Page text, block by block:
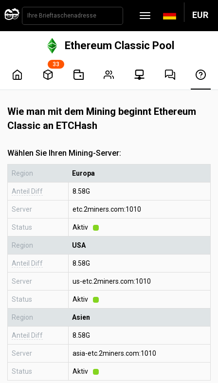
EUR
Ethereum Classic Pool
33
Wie man mit dem Mining beginnt Ethereum
Classic an ETCHash
Wählen Sie Ihren Mining-Server:
Region Europa
Anteil Diff 8.58G
Server etc.2miners.com:1010
Status Aktiv
Region USA
Anteil Diff 8.58G
Server us-etc.2miners.com:1010
Status Aktiv
Region Asien
Anteil Diff 8.58G
Server asia-etc.2miners.com:1010
Status Aktiv